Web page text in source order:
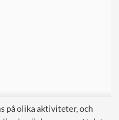
på olika aktiviteter, och